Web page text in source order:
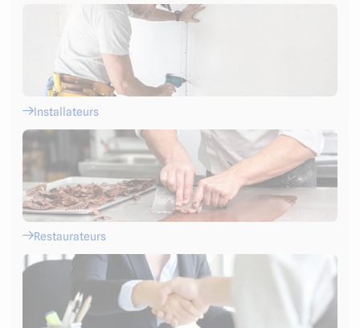
Installateurs
Restaurateurs